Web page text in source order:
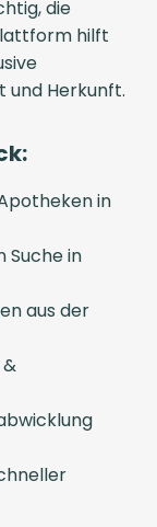
die
hilft
Herkunft.
in
Suche in
aus der